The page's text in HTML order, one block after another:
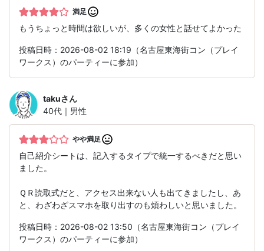
満足
もうちょっと時間は欲しいが、多くの女性と話せてよかった
投稿日時：2026-08-02 18:19（名古屋東海街コン（プレイ
ワークス）のパーティーに参加）
takuさん
40代｜男性
やや満足
自己紹介シートは、記入するタイプで統一するべきだと思い
ました。
ＱＲ読取式だと、アクセス出来ない人も出てきましたし、あ
と、わざわざスマホを取り出すのも煩わしいと思いました。
投稿日時：2026-08-02 13:50（名古屋東海街コン（プレイ
ワークス）のパーティーに参加）